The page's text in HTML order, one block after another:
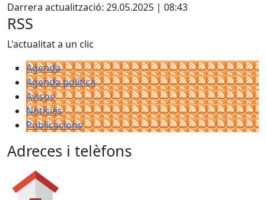
Darrera actualització: 29.05.2025 | 08:43
RSS
L'actualitat a un clic
Agenda
Agenda política
Avisos
Notícies
Publicacions
Adreces i telèfons